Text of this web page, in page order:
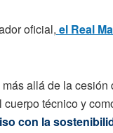
oficial, el Real
allá de la
técnico y
con la